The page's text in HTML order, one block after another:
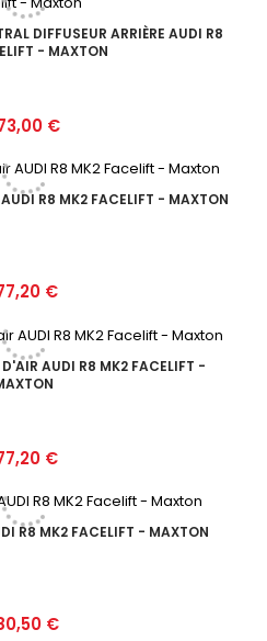
DIFFUSEUR ARRIÈRE AUDI R8
- MAXTON
€
AUDI R8 MK2 FACELIFT - MAXTON
€
D'AIR AUDI R8 MK2 FACELIFT -
€
R8 MK2 FACELIFT - MAXTON
€